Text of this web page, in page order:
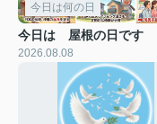
今日は何の日
今日は 屋根の日です
2026.08.08